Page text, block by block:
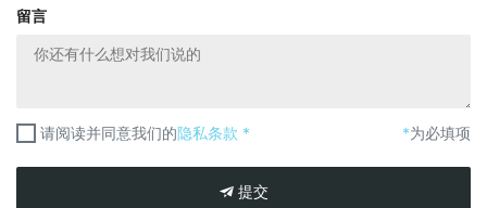
留言
请阅读并同意我们的隐私条款 * *为必填项
提交